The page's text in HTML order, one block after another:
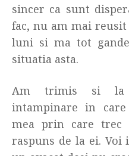
sincer ca sunt
fac, nu am mai
luni si ma tot
situatia asta.
Am trimis si la
intampinare in
mea prin care
raspuns de la ei. Voi